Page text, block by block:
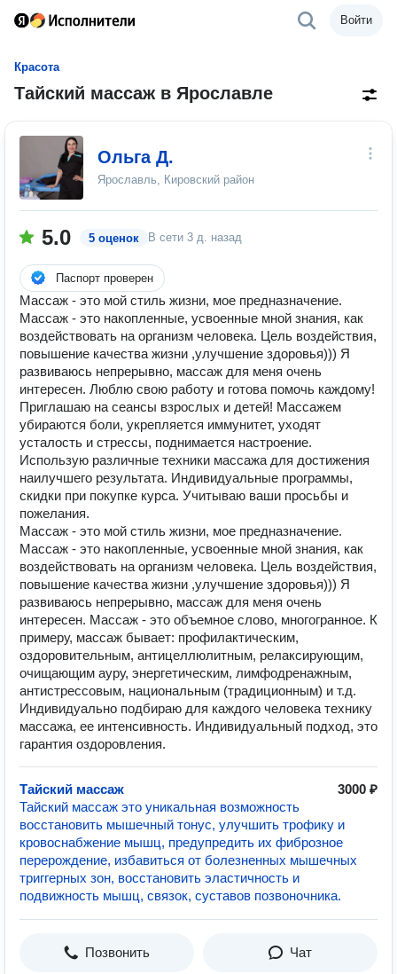
Войти
Красота
Тайский массаж в Ярославле
Ольга Д.
Ярославль, Кировский район
5.0 5 оценок В сети 3 д. назад
Паспорт проверен
Массаж - это мой стиль жизни, мое предназначение.
Массаж - это накопленные, усвоенные мной знания, как
воздействовать на организм человека. Цель воздействия,
повышение качества жизни ,улучшение здоровья))) Я
развиваюсь непрерывно, массаж для меня очень
интересен. Люблю свою работу и готова помочь каждому!
Приглашаю на сеансы взрослых и детей! Массажем
убираются боли, укрепляется иммунитет, уходят
усталость и стрессы, поднимается настроение.
Использую различные техники массажа для достижения
наилучшего результата. Индивидуальные программы,
скидки при покупке курса. Учитываю ваши просьбы и
пожелания.
Массаж - это мой стиль жизни, мое предназначение.
Массаж - это накопленные, усвоенные мной знания, как
воздействовать на организм человека. Цель воздействия,
повышение качества жизни ,улучшение здоровья))) Я
развиваюсь непрерывно, массаж для меня очень
интересен. Массаж - это объемное слово, многогранное. К
примеру, массаж бывает: профилактическим,
оздоровительным, антицеллюлитным, релаксирующим,
очищающим ауру, энергетическим, лимфодренажным,
антистрессовым, национальным (традиционным) и т.д.
Индивидуально подбираю для каждого человека технику
массажа, ее интенсивность. Индивидуальный подход, это
гарантия оздоровления.
Тайский массаж
3000 ₽
Тайский массаж это уникальная возможность
восстановить мышечный тонус, улучшить трофику и
кровоснабжение мышц, предупредить их фиброзное
перерождение, избавиться от болезненных мышечных
триггерных зон, восстановить эластичность и
подвижность мышц, связок, суставов позвоночника.
Позвонить Чат